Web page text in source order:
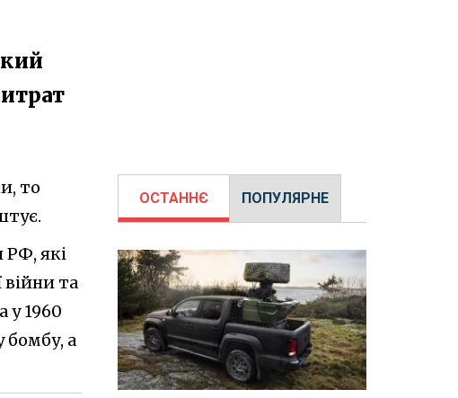
то
РФ, які
та
у 1960
бомбу, а
ОСТАННЄ ПОПУЛЯРНЕ